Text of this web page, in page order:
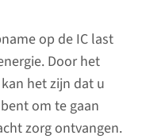
op de IC last
Door het
het zijn dat u
om te gaan
zorg ontvangen.